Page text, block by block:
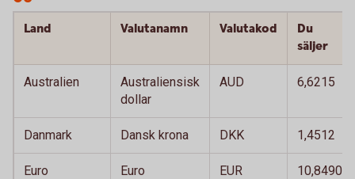
Land Valutanamn Valutakod
Du
säljer
Australien
Australiensisk
dollar
AUD 6,6215
Danmark Dansk krona DKK 1,4512
Euro Euro EUR 10,8490